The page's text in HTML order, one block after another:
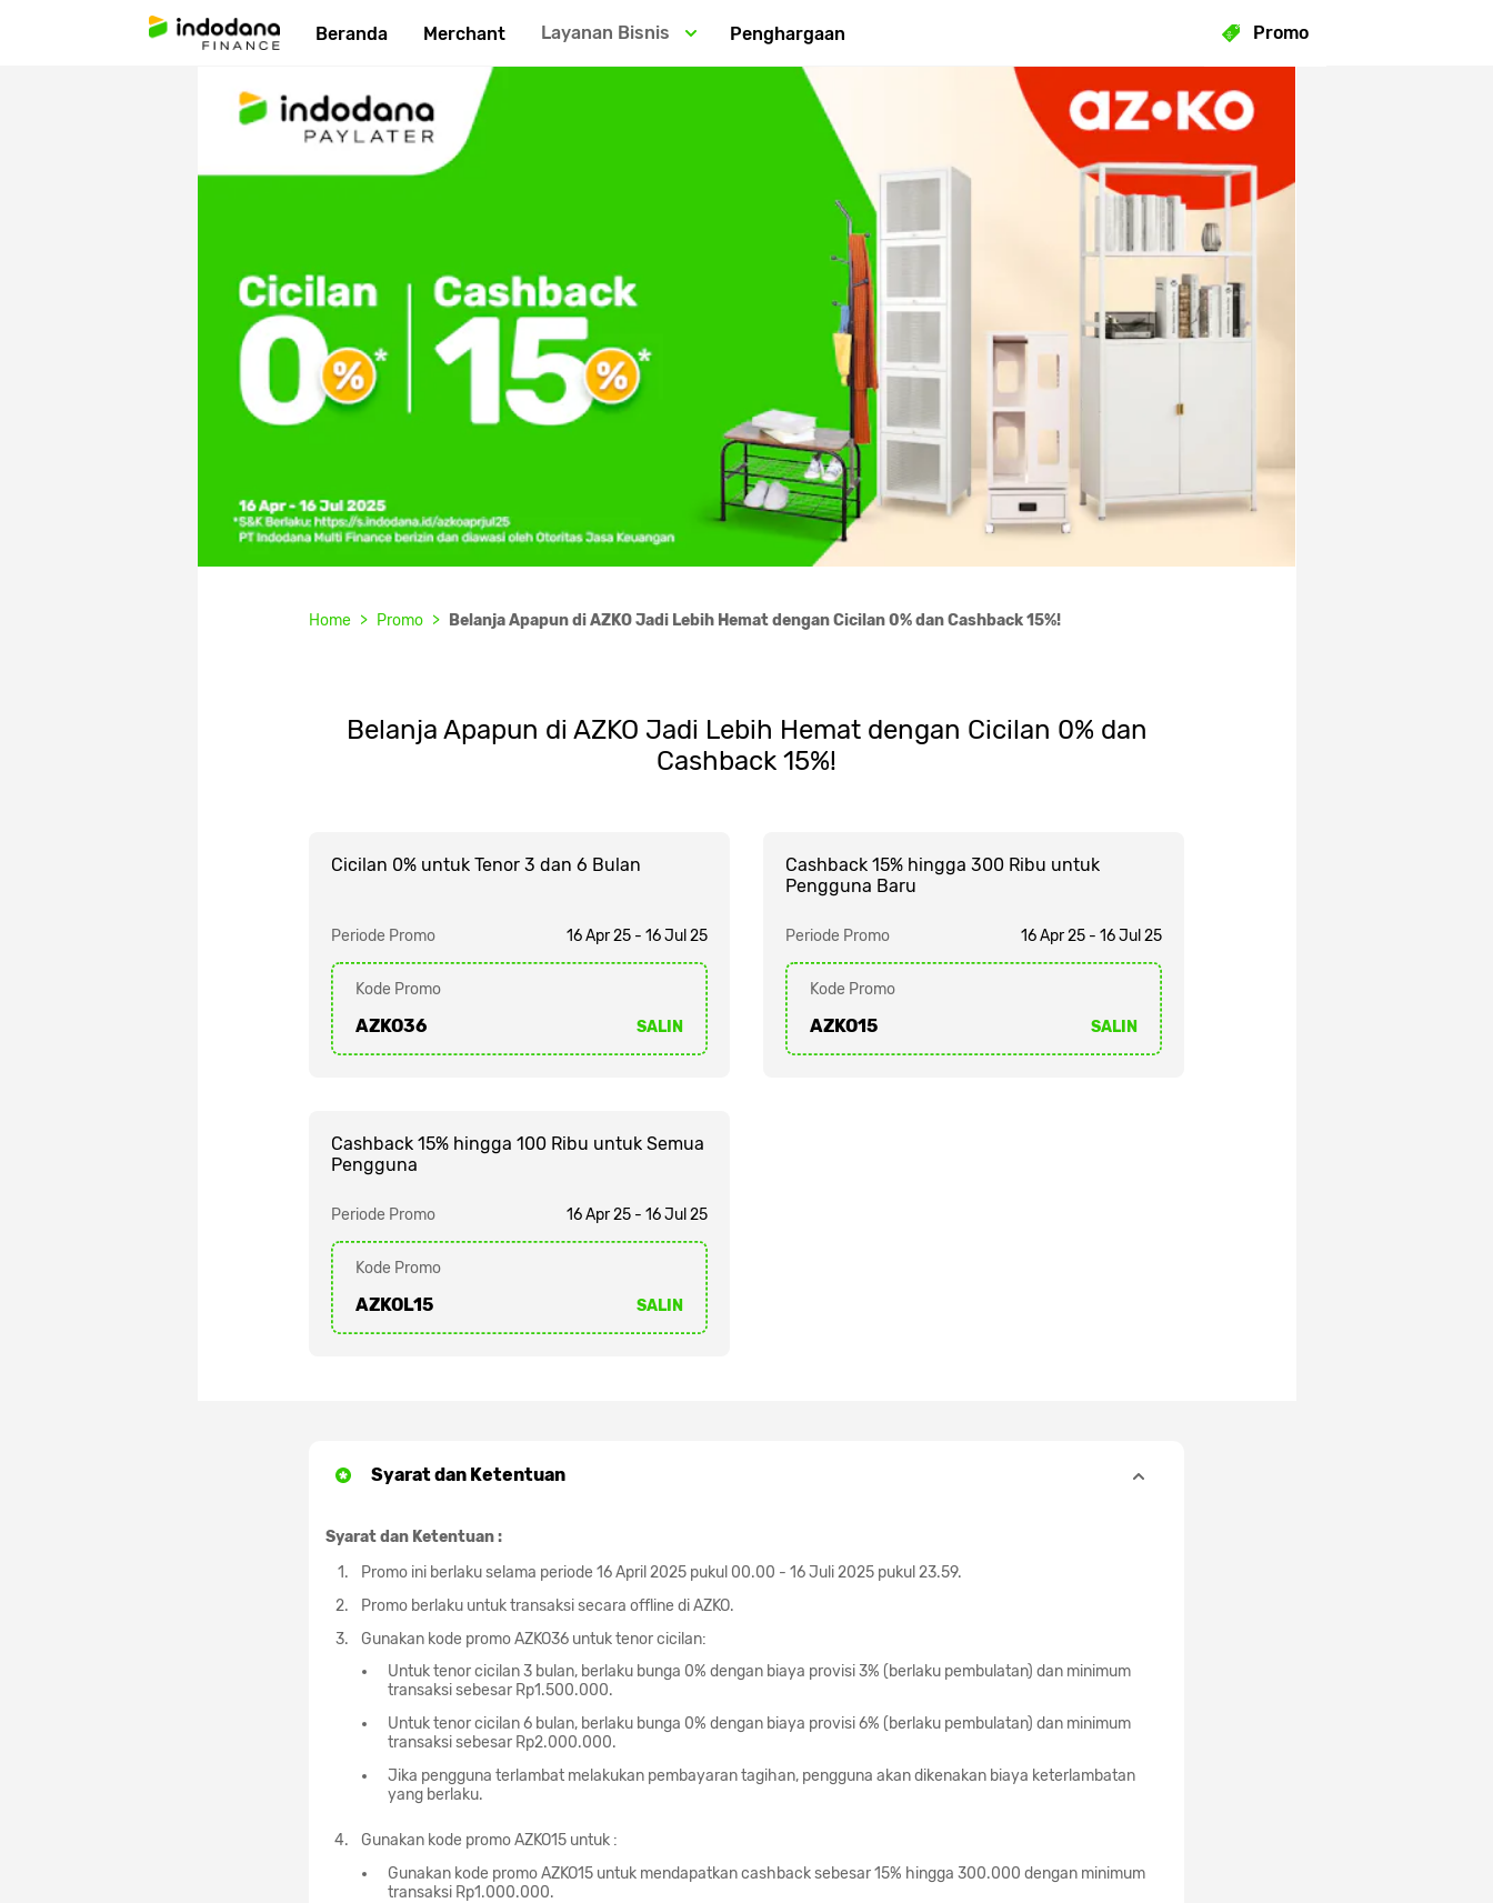
Beranda Merchant Layanan Bisnis Penghargaan Promo
Home Promo Belanja Apapun di AZKO Jadi Lebih Hemat dengan Cicilan 0% dan Cashback 15%!
Belanja Apapun di AZKO Jadi Lebih Hemat dengan Cicilan 0% dan
Cashback 15%!
Cicilan 0% untuk Tenor 3 dan 6 Bulan
Periode Promo 16 Apr 25 - 16 Jul 25
Kode Promo
AZKO36 SALIN
Cashback 15% hingga 300 Ribu untuk
Pengguna Baru
Periode Promo 16 Apr 25 - 16 Jul 25
Kode Promo
AZKO15 SALIN
Cashback 15% hingga 100 Ribu untuk Semua
Pengguna
Periode Promo 16 Apr 25 - 16 Jul 25
Kode Promo
AZKOL15 SALIN
Syarat dan Ketentuan
Syarat dan Ketentuan :
Promo ini berlaku selama periode 16 April 2025 pukul 00.00 - 16 Juli 2025 pukul 23.59.
Promo berlaku untuk transaksi secara offline di AZKO.
Gunakan kode promo AZKO36 untuk tenor cicilan:
Untuk tenor cicilan 3 bulan, berlaku bunga 0% dengan biaya provisi 3% (berlaku pembulatan) dan minimum
transaksi sebesar Rp1.500.000.
Untuk tenor cicilan 6 bulan, berlaku bunga 0% dengan biaya provisi 6% (berlaku pembulatan) dan minimum
transaksi sebesar Rp2.000.000.
Jika pengguna terlambat melakukan pembayaran tagihan, pengguna akan dikenakan biaya keterlambatan
yang berlaku.
Gunakan kode promo AZKO15 untuk :
Gunakan kode promo AZKO15 untuk mendapatkan cashback sebesar 15% hingga 300.000 dengan minimum
transaksi Rp1.000.000.